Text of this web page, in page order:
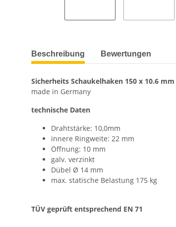
Beschreibung Bewertungen
Sicherheits Schaukelhaken 150 x 10.6
made in Germany
technische Daten
Drahtstärke: 10,0mm
innere Ringweite: 22 mm
Öffnung: 10 mm
galv. verzinkt
Dübel Ø 14 mm
max. statische Belastung 175 kg
TÜV geprüft entsprechend EN 71